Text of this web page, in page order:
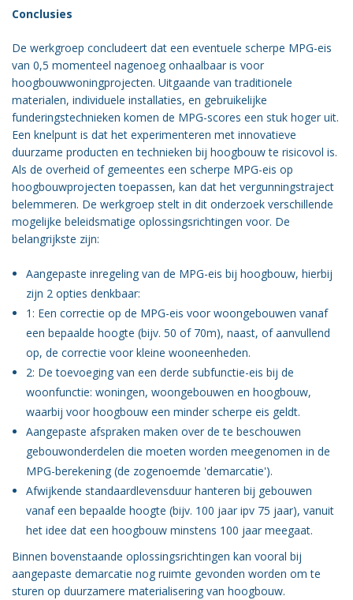
Conclusies
De werkgroep concludeert dat een eventuele scherpe MPG-eis
van 0,5 momenteel nagenoeg onhaalbaar is voor
hoogbouwwoningprojecten. Uitgaande van traditionele
materialen, individuele installaties, en gebruikelijke
funderingstechnieken komen de MPG-scores een stuk hoger uit.
Een knelpunt is dat het experimenteren met innovatieve
duurzame producten en technieken bij hoogbouw te risicovol is.
Als de overheid of gemeentes een scherpe MPG-eis op
hoogbouwprojecten toepassen, kan dat het vergunningstraject
belemmeren. De werkgroep stelt in dit onderzoek verschillende
mogelijke beleidsmatige oplossingsrichtingen voor. De
belangrijkste zijn:
Aangepaste inregeling van de MPG-eis bij hoogbouw, hierbij
zijn 2 opties denkbaar:
1: Een correctie op de MPG-eis voor woongebouwen vanaf
een bepaalde hoogte (bijv. 50 of 70m), naast, of aanvullend
op, de correctie voor kleine wooneenheden.
2: De toevoeging van een derde subfunctie-eis bij de
woonfunctie: woningen, woongebouwen en hoogbouw,
waarbij voor hoogbouw een minder scherpe eis geldt.
Aangepaste afspraken maken over de te beschouwen
gebouwonderdelen die moeten worden meegenomen in de
MPG-berekening (de zogenoemde 'demarcatie').
Afwijkende standaardlevensduur hanteren bij gebouwen
vanaf een bepaalde hoogte (bijv. 100 jaar ipv 75 jaar), vanuit
het idee dat een hoogbouw minstens 100 jaar meegaat.
Binnen bovenstaande oplossingsrichtingen kan vooral bij
aangepaste demarcatie nog ruimte gevonden worden om te
sturen op duurzamere materialisering van hoogbouw.